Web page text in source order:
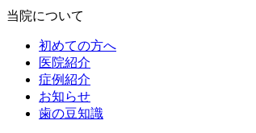
当院について
初めての方へ
医院紹介
症例紹介
お知らせ
歯の豆知識